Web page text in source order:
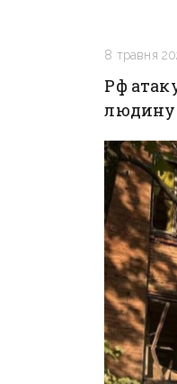
8 травня
Рф
людину